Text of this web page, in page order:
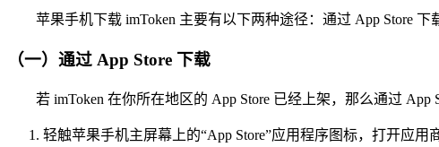
苹果手机下载 imToken 主要有以下两种途径：通过 App Store 下
（一）通过 App Store 下载
若 imToken 在你所在地区的 App Store 已经上架，那么通过
轻触苹果手机主屏幕上的“App Store”应用程序图标，打开应用